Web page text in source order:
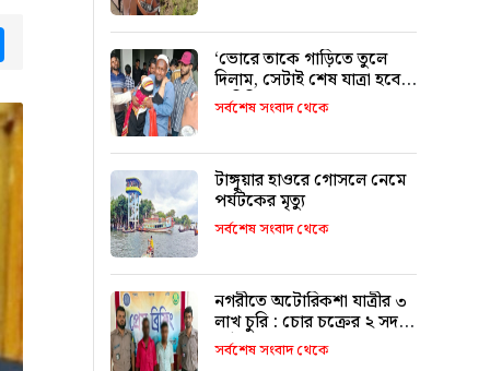
‘ভোরে তাকে গাড়িতে তুলে
দিলাম, সেটাই শেষ যাত্রা হবে
ভাবিনি’
সর্বশেষ সংবাদ থেকে
টাঙ্গুয়ার হাওরে গোসলে নেমে
পর্যটকের মৃত্যু
সর্বশেষ সংবাদ থেকে
নগরীতে অটোরিকশা যাত্রীর ৩
লাখ চুরি : চোর চক্রের ২ সদস্য
আটক
সর্বশেষ সংবাদ থেকে